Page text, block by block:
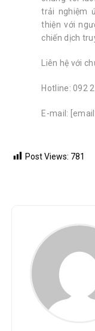
trải nghiệm
thiện với
chiến dịch
Liên hệ với
Hotline: 092
E-mail:
Post Views: 781